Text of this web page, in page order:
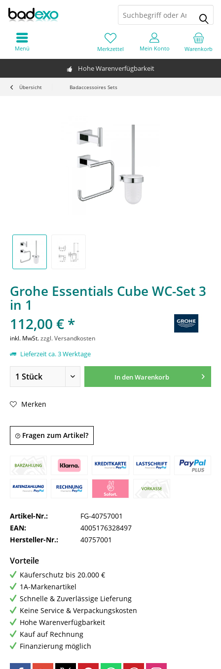
Hohe Warenverfügbarkeit
Warenkorb
Merkzettel Mein Konto
Menü
Übersicht Badaccessoires Sets
Grohe Essentials Cube WC-Set 3
in 1
112,00 € *
inkl. MwSt.zzgl. Versandkosten
Lieferzeit ca. 3 Werktage
In denWarenkorb
Merken
Fragen zum Artikel?
Artikel-Nr.:
FG-40757001
EAN:
4005176328497
Hersteller-Nr.:
40757001
Vorteile
Käuferschutz bis 20.000 €
1A-Markenartikel
Schnelle & Zuverlässige Lieferung
Keine Service & Verpackungskosten
Hohe Warenverfügbarkeit
Kauf auf Rechnung
Finanzierung möglich